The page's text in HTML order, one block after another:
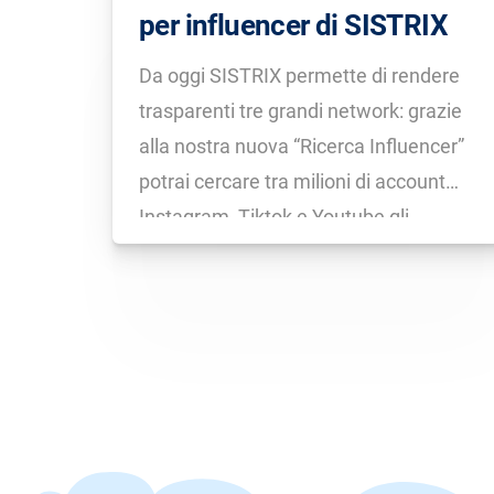
per influencer di SISTRIX
Da oggi SISTRIX permette di rendere
trasparenti tre grandi network: grazie
alla nostra nuova “Ricerca Influencer”
potrai cercare tra milioni di account
Instagram, Tiktok e Youtube gli
influencer adatti per il tuo brand.